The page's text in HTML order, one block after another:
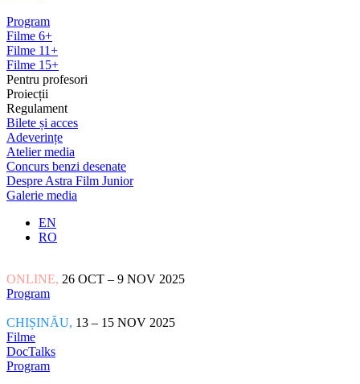
Program
Filme 6+
Filme 11+
Filme 15+
Pentru profesori
Proiecții
Regulament
Bilete și acces
Adeverințe
Atelier media
Concurs benzi desenate
Despre Astra Film Junior
Galerie media
EN
RO
ONLINE, 26 OCT – 9 NOV 2025
Program
CHIȘINĂU, 13 – 15 NOV 2025
Filme
DocTalks
Program